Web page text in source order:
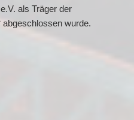
als Träger der
abgeschlossen wurde.